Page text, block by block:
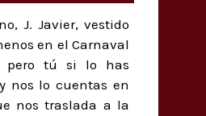
J. Javier, vestido
en el Carnaval
pero tú si lo has
nos lo cuentas en
nos traslada a la